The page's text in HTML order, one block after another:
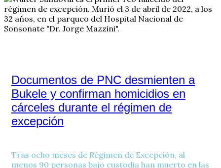
Documentos de PNC desmienten a
Bukele y confirman homicidios en
cárceles durante el régimen de
excepción
Tras ocho meses de Régimen de Excepción, al
menos 90 personas bajo custodia han muerto en las